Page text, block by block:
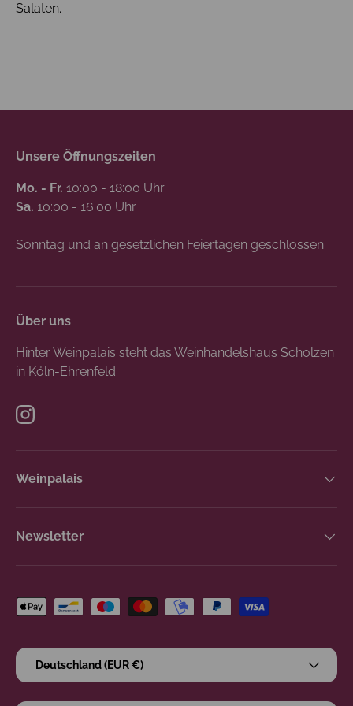
Salaten.
Unsere Öffnungszeiten
Mo. - Fr. 10:00 - 18:00 Uhr
Sa. 10:00 - 16:00 Uhr
Sonntag und an gesetzlichen Feiertagen geschlossen
Über uns
Hinter Weinpalais steht das Weinhandelshaus Scholzen
in Köln-Ehrenfeld.
Instagram
Weinpalais
Newsletter
Zahlungsmethoden
Land/Region
Deutschland (EUR €)